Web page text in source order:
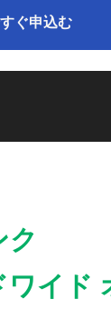
ぐ申込む
ワイド